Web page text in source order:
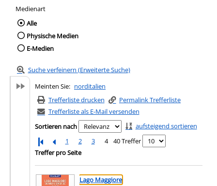
Medienart
Wählen Sie die Medienart nach der Sie
Alle
Physische Medien
E-Medien
Suche verfeinern (Erweiterte Suche)
Meinten Sie: norditalien
Trefferliste drucken
Permalink Trefferliste
Trefferliste als E-Mail versenden
Sortieren nach
aufsteigend sortieren
1
2 3 4
40 Treffer
Treffer pro Seite
Suchergebnis
Zu den Suchfiltern springen
Lago Maggiore